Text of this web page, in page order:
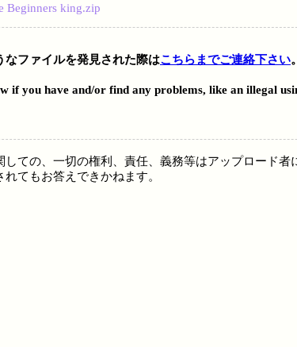
Beginners king.zip
なファイルを発見された際はこちらまでご連絡下さい
if you have and/or find any problems, like an illegal
しての、一切の権利、責任、義務等はアップロード
てもお答えできかねます。